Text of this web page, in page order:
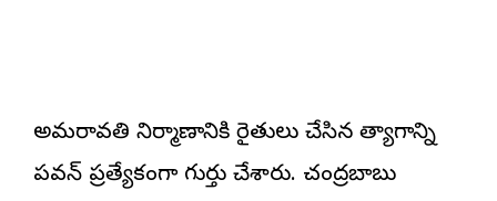
అమరావతి నిర్మాణానికి రైతులు చేసిన త్యాగాన్ని
పవన్ ప్రత్యేకంగా గుర్తు చేశారు. చంద్రబాబు